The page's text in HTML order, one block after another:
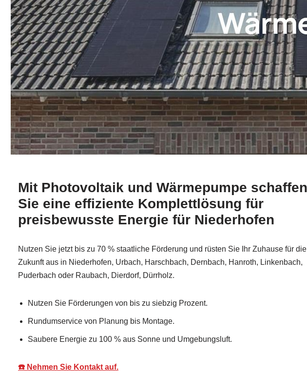
Mit Photovoltaik und Wärmepumpe schaffen
Sie eine effiziente Komplettlösung für
preisbewusste Energie für Niederhofen
Nutzen Sie jetzt bis zu 70 % staatliche Förderung und rüsten Sie Ihr Zuhause für die
Zukunft aus in Niederhofen, Urbach, Harschbach, Dernbach, Hanroth, Linkenbach,
Puderbach oder Raubach, Dierdorf, Dürrholz.
Nutzen Sie Förderungen von bis zu siebzig Prozent.
Rundumservice von Planung bis Montage.
Saubere Energie zu 100 % aus Sonne und Umgebungsluft.
☎️ Nehmen Sie Kontakt auf.